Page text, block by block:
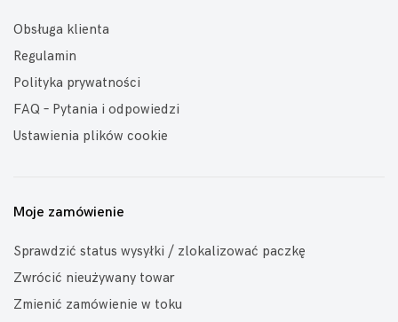
Obsługa klienta
Regulamin
Polityka prywatności
FAQ – Pytania i odpowiedzi
Ustawienia plików cookie
Moje zamówienie
Sprawdzić status wysyłki / zlokalizować paczkę
Zwrócić nieużywany towar
Zmienić zamówienie w toku